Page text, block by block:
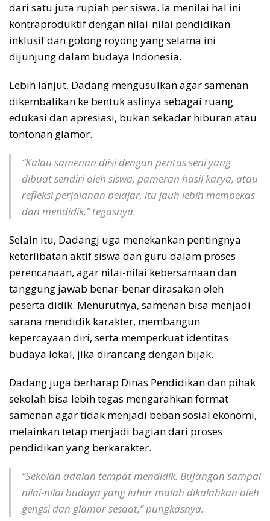
dari satu juta rupiah per siswa. Ia menilai hal ini
kontraproduktif dengan nilai-nilai pendidikan
inklusif dan gotong royong yang selama ini
dijunjung dalam budaya Indonesia.
Lebih lanjut, Dadang mengusulkan agar samenan
dikembalikan ke bentuk aslinya sebagai ruang
edukasi dan apresiasi, bukan sekadar hiburan atau
tontonan glamor.
“Kalau samenan diisi dengan pentas seni yang
dibuat sendiri oleh siswa, pameran hasil karya, atau
refleksi perjalanan belajar, itu jauh lebih membekas
dan mendidik,” tegasnya.
Selain itu, Dadangj uga menekankan pentingnya
keterlibatan aktif siswa dan guru dalam proses
perencanaan, agar nilai-nilai kebersamaan dan
tanggung jawab benar-benar dirasakan oleh
peserta didik. Menurutnya, samenan bisa menjadi
sarana mendidik karakter, membangun
kepercayaan diri, serta memperkuat identitas
budaya lokal, jika dirancang dengan bijak.
Dadang juga berharap Dinas Pendidikan dan pihak
sekolah bisa lebih tegas mengarahkan format
samenan agar tidak menjadi beban sosial ekonomi,
melainkan tetap menjadi bagian dari proses
pendidikan yang berkarakter.
“Sekolah adalah tempat mendidik. BuJangan sampai
nilai-nilai budaya yang luhur malah dikalahkan oleh
gengsi dan glamor sesaat,” pungkasnya.